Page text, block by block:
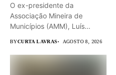
O ex-presidente da
Associação Mineira de
Municípios (AMM), Luís
BYCURTA LAVRAS AGOSTO 8, 2026